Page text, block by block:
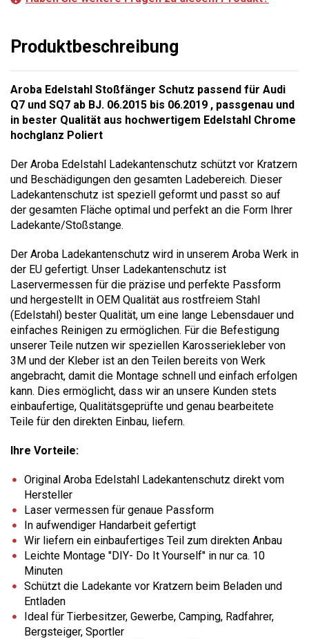
Produktbeschreibung
Aroba Edelstahl Stoßfänger Schutz passend für Audi
Q7 und SQ7 ab BJ. 06.2015 bis 06.2019 , passgenau und
in bester Qualität aus hochwertigem Edelstahl Chrome
hochglanz Poliert
Der Aroba Edelstahl Ladekantenschutz schützt vor Kratzern
und Beschädigungen den gesamten Ladebereich. Dieser
Ladekantenschutz ist speziell geformt und passt so auf
der gesamten Fläche optimal und perfekt an die Form Ihrer
Ladekante/Stoßstange.
Der Aroba Ladekantenschutz wird in unserem Aroba Werk in
der EU gefertigt. Unser Ladekantenschutz ist
Laservermessen für die präzise und perfekte Passform
und hergestellt in OEM Qualität aus rostfreiem Stahl
(Edelstahl) bester Qualität, um eine lange Lebensdauer und
einfaches Reinigen zu ermöglichen. Für die Befestigung
unserer Teile nutzen wir speziellen Karosseriekleber von
3M und der Kleber ist an den Teilen bereits von Werk
angebracht, damit die Montage schnell und einfach erfolgen
kann. Dies ermöglicht, dass wir an unsere Kunden stets
einbaufertige, Qualitätsgeprüfte und genau bearbeitete
Teile für den direkten Einbau, liefern.
Ihre Vorteile:
Original Aroba Edelstahl Ladekantenschutz direkt vom
Hersteller
Laser vermessen für genaue Passform
In aufwendiger Handarbeit gefertigt
Wir liefern ein einbaufertiges Teil zum direkten Anbau
Leichte Montage "DIY- Do It Yourself" in nur ca. 10
Minuten
Schützt die Ladekante vor Kratzern beim Beladen und
Entladen
Ideal für Tierbesitzer, Gewerbe, Camping, Radfahrer,
Bergsteiger, Sportler